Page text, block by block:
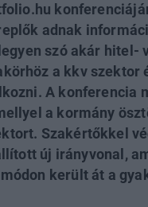
adnak
szó akár hitel-
a kkv
A konferencia
a kormány
Szakértőkkel
új irányvonal,
került át a